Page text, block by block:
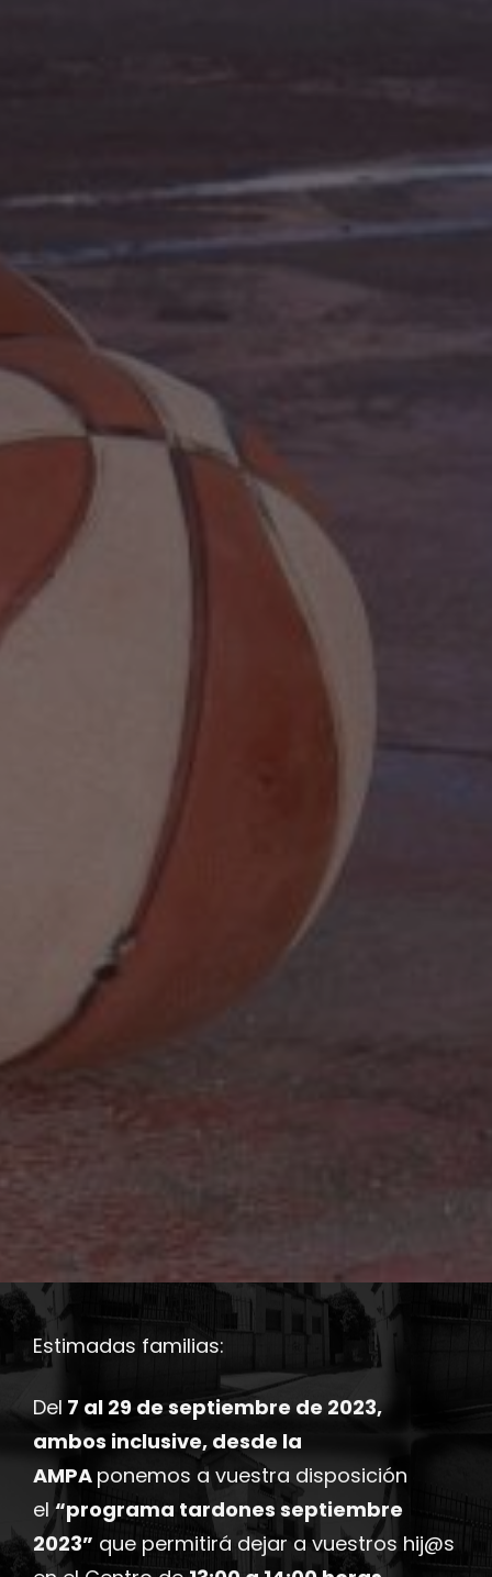
Estimadas familias:
Del 7 al 29 de septiembre de 2023,
ambos inclusive, desde la
AMPA ponemos a vuestra disposición
el “programa tardones septiembre
2023” que permitirá dejar a vuestros hij@s